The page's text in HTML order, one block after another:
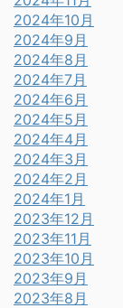
2024年10月
2024年9月
2024年8月
2024年7月
2024年6月
2024年5月
2024年4月
2024年3月
2024年2月
2024年1月
2023年12月
2023年11月
2023年10月
2023年9月
2023年8月